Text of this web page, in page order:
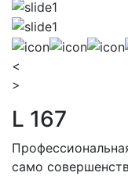
<
>
L 167
само